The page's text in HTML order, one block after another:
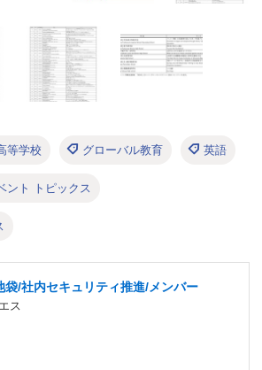
等学校 グローバル教育 英語
ント トピックス
/社内セキュリティ推進/メンバー
ス